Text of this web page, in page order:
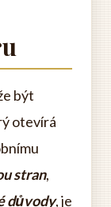
být
otevírá
stran,
důvody, je